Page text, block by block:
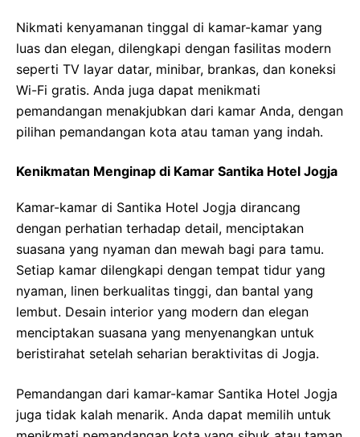
Nikmati kenyamanan tinggal di kamar-kamar yang
luas dan elegan, dilengkapi dengan fasilitas modern
seperti TV layar datar, minibar, brankas, dan koneksi
Wi-Fi gratis. Anda juga dapat menikmati
pemandangan menakjubkan dari kamar Anda, dengan
pilihan pemandangan kota atau taman yang indah.
Kenikmatan Menginap di Kamar Santika Hotel Jogja
Kamar-kamar di Santika Hotel Jogja dirancang
dengan perhatian terhadap detail, menciptakan
suasana yang nyaman dan mewah bagi para tamu.
Setiap kamar dilengkapi dengan tempat tidur yang
nyaman, linen berkualitas tinggi, dan bantal yang
lembut. Desain interior yang modern dan elegan
menciptakan suasana yang menyenangkan untuk
beristirahat setelah seharian beraktivitas di Jogja.
Pemandangan dari kamar-kamar Santika Hotel Jogja
juga tidak kalah menarik. Anda dapat memilih untuk